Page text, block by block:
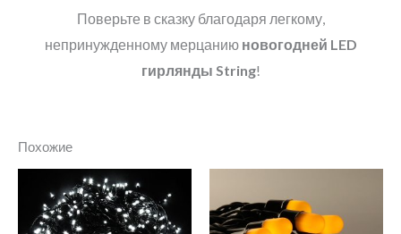
Поверьте в сказку благодаря легкому,
непринужденному мерцанию новогодней LED
гирлянды String!
Похожие